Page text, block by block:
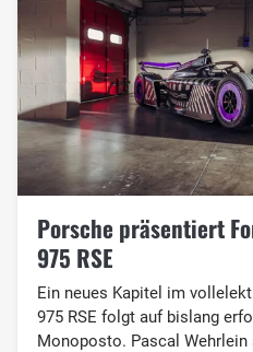
Porsche präsentiert
975 RSE
Ein neues Kapitel im
975 RSE folgt auf bislang
Monoposto. Pascal Wehrlein